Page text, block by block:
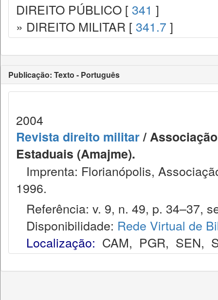
DIREITO PÚBLICO [ 341 ]
» DIREITO MILITAR [ 341.7 ]
Publicação: Texto - Português
2004
Revista direito militar/
Estaduais (Amajme).
Imprenta: Florianópolis,
1996.
Referência: v. 9, n. 49, p. 34–37,
Disponibilidade: Rede Virtual de
Localização: CAM, PGR, SEN,